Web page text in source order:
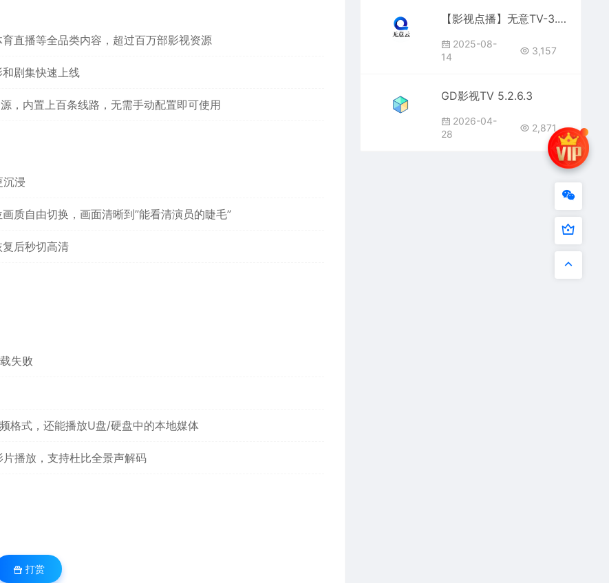
直播等全品类内容，超过百万部影视资源
剧集快速上线
，内置上百条线路，无需手动配置即可使用
沉浸
自由切换，画面清晰到”能看清演员的睫毛”
复后秒切高清
失败
格式，还能播放U盘/硬盘中的本地媒体
播放，支持杜比全景声解码
打赏
【影视点播】无意TV-3.3.9
2025-08-
14
3,157
GD影视TV 5.2.6.3
2026-04-
28
2,871